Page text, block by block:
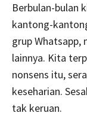
Berbulan-bulan
kantong-
grup Whatsapp,
lainnya. Kita
nonsens itu,
keseharian.
tak keruan.